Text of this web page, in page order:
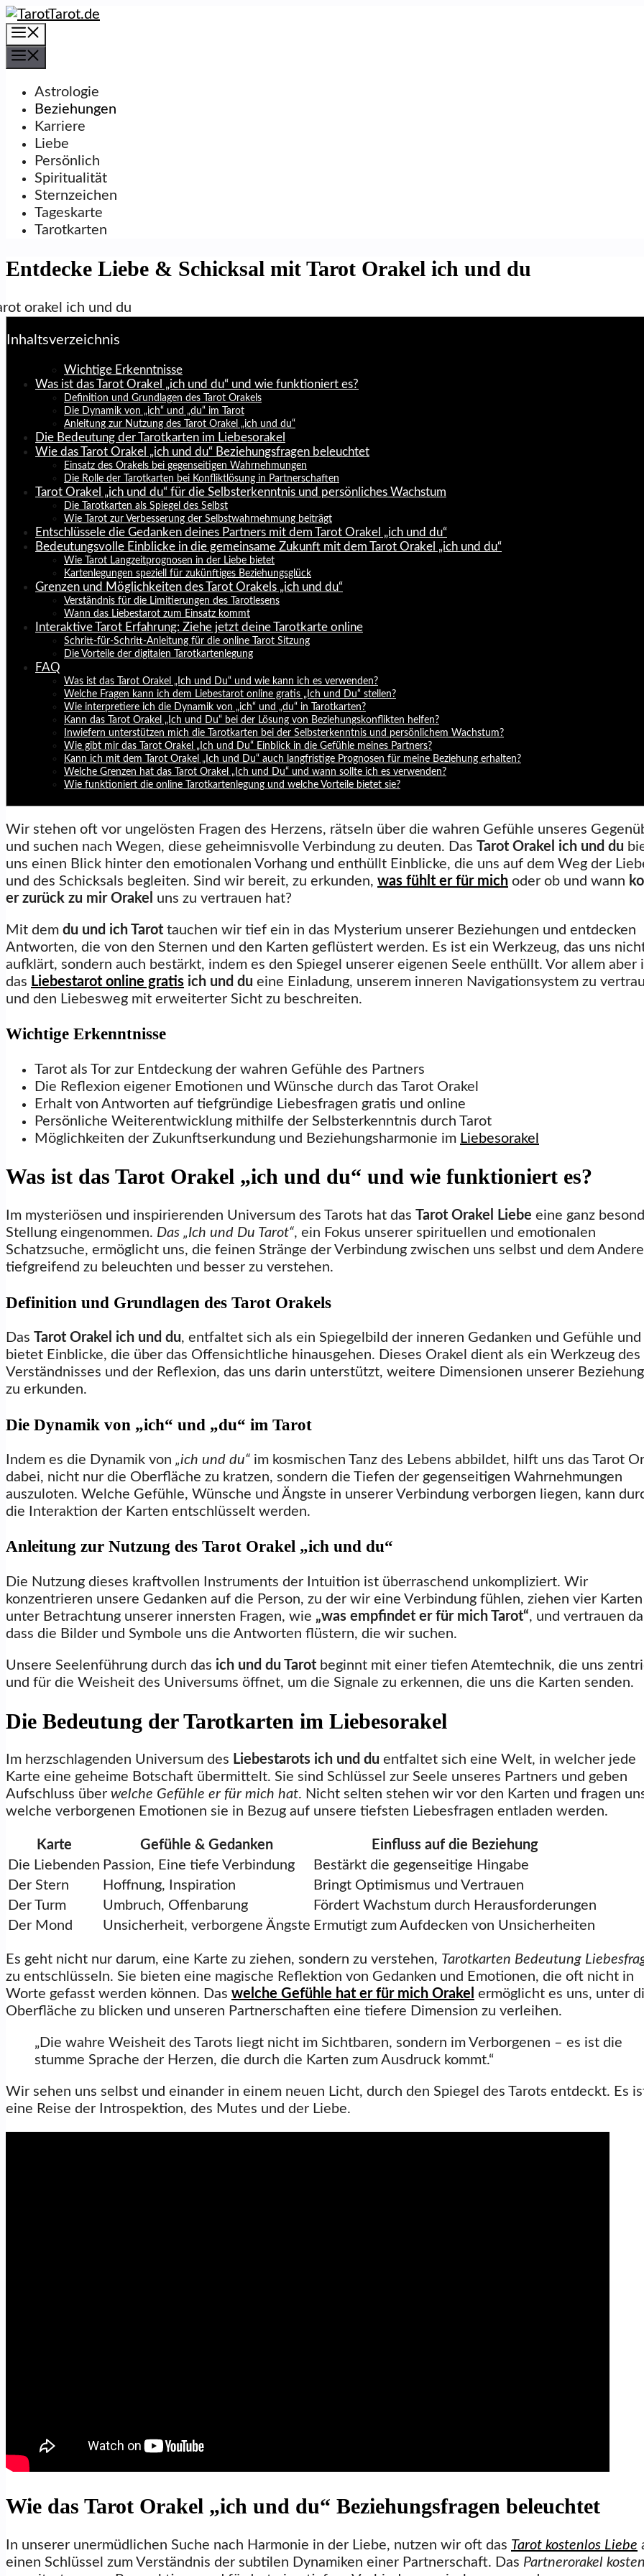
Zum
Inhalt
springen
Astrologie
Beziehungen
Karriere
Liebe
Persönlich
Spiritualität
Sternzeichen
Tageskarte
Tarotkarten
Entdecke Liebe & Schicksal mit Tarot Orakel ich und du
Inhaltsverzeichnis
Wichtige Erkenntnisse
Was ist das Tarot Orakel „ich und du“ und wie funktioniert es?
Definition und Grundlagen des Tarot Orakels
Die Dynamik von „ich“ und „du“ im Tarot
Anleitung zur Nutzung des Tarot Orakel „ich und du“
Die Bedeutung der Tarotkarten im Liebesorakel
Wie das Tarot Orakel „ich und du“ Beziehungsfragen beleuchtet
Einsatz des Orakels bei gegenseitigen Wahrnehmungen
Die Rolle der Tarotkarten bei Konfliktlösung in Partnerschaften
Tarot Orakel „ich und du“ für die Selbsterkenntnis und persönliches Wachstum
Die Tarotkarten als Spiegel des Selbst
Wie Tarot zur Verbesserung der Selbstwahrnehmung beiträgt
Entschlüssele die Gedanken deines Partners mit dem Tarot Orakel „ich und du“
Bedeutungsvolle Einblicke in die gemeinsame Zukunft mit dem Tarot Orakel „ich und du“
Wie Tarot Langzeitprognosen in der Liebe bietet
Kartenlegungen speziell für zukünftiges Beziehungsglück
Grenzen und Möglichkeiten des Tarot Orakels „ich und du“
Verständnis für die Limitierungen des Tarotlesens
Wann das Liebestarot zum Einsatz kommt
Interaktive Tarot Erfahrung: Ziehe jetzt deine Tarotkarte online
Schritt-für-Schritt-Anleitung für die online Tarot Sitzung
Die Vorteile der digitalen Tarotkartenlegung
FAQ
Was ist das Tarot Orakel „Ich und Du“ und wie kann ich es verwenden?
Welche Fragen kann ich dem Liebestarot online gratis „Ich und Du“ stellen?
Wie interpretiere ich die Dynamik von „ich“ und „du“ in Tarotkarten?
Kann das Tarot Orakel „Ich und Du“ bei der Lösung von Beziehungskonflikten helfen?
Inwiefern unterstützen mich die Tarotkarten bei der Selbsterkenntnis und persönlichem Wachstum?
Wie gibt mir das Tarot Orakel „Ich und Du“ Einblick in die Gefühle meines Partners?
Kann ich mit dem Tarot Orakel „Ich und Du“ auch langfristige Prognosen für meine Beziehung erhalten?
Welche Grenzen hat das Tarot Orakel „Ich und Du“ und wann sollte ich es verwenden?
Wie funktioniert die online Tarotkartenlegung und welche Vorteile bietet sie?
Wir stehen oft vor ungelösten Fragen des Herzens, rätseln über die wahren Gefühle unseres
und suchen nach Wegen, diese geheimnisvolle Verbindung zu deuten. Das Tarot Orakel ich und du
uns einen Blick hinter den emotionalen Vorhang und enthüllt Einblicke, die uns auf dem Weg der
und des Schicksals begleiten. Sind wir bereit, zu erkunden, was fühlt er für mich oder ob und wann
er zurück zu mir Orakel uns zu vertrauen hat?
Mit dem du und ich Tarot tauchen wir tief ein in das Mysterium unserer Beziehungen und entdecken
Antworten, die von den Sternen und den Karten geflüstert werden. Es ist ein Werkzeug, das uns
aufklärt, sondern auch bestärkt, indem es den Spiegel unserer eigenen Seele enthüllt. Vor allem aber
das Liebestarot online gratis ich und du eine Einladung, unserem inneren Navigationsystem zu
und den Liebesweg mit erweiterter Sicht zu beschreiten.
Wichtige Erkenntnisse
Tarot als Tor zur Entdeckung der wahren Gefühle des Partners
Die Reflexion eigener Emotionen und Wünsche durch das Tarot Orakel
Erhalt von Antworten auf tiefgründige Liebesfragen gratis und online
Persönliche Weiterentwicklung mithilfe der Selbsterkenntnis durch Tarot
Möglichkeiten der Zukunftserkundung und Beziehungsharmonie im Liebesorakel
Was ist das Tarot Orakel „ich und du“ und wie funktioniert es?
Im mysteriösen und inspirierenden Universum des Tarots hat das Tarot Orakel Liebe eine ganz
Stellung eingenommen. Das „Ich und Du Tarot“, ein Fokus unserer spirituellen und emotionalen
Schatzsuche, ermöglicht uns, die feinen Stränge der Verbindung zwischen uns selbst und dem
tiefgreifend zu beleuchten und besser zu verstehen.
Definition und Grundlagen des Tarot Orakels
Das Tarot Orakel ich und du, entfaltet sich als ein Spiegelbild der inneren Gedanken und Gefühle und
bietet Einblicke, die über das Offensichtliche hinausgehen. Dieses Orakel dient als ein Werkzeug des
Verständnisses und der Reflexion, das uns darin unterstützt, weitere Dimensionen unserer
zu erkunden.
Die Dynamik von „ich“ und „du“ im Tarot
Indem es die Dynamik von „ich und du“ im kosmischen Tanz des Lebens abbildet, hilft uns das Tarot
dabei, nicht nur die Oberfläche zu kratzen, sondern die Tiefen der gegenseitigen Wahrnehmungen
auszuloten. Welche Gefühle, Wünsche und Ängste in unserer Verbindung verborgen liegen, kann
die Interaktion der Karten entschlüsselt werden.
Anleitung zur Nutzung des Tarot Orakel „ich und du“
Die Nutzung dieses kraftvollen Instruments der Intuition ist überraschend unkompliziert. Wir
konzentrieren unsere Gedanken auf die Person, zu der wir eine Verbindung fühlen, ziehen vier Karten
unter Betrachtung unserer innersten Fragen, wie „was empfindet er für mich Tarot“, und vertrauen
dass die Bilder und Symbole uns die Antworten flüstern, die wir suchen.
Unsere Seelenführung durch das ich und du Tarot beginnt mit einer tiefen Atemtechnik, die uns
und für die Weisheit des Universums öffnet, um die Signale zu erkennen, die uns die Karten senden.
Die Bedeutung der Tarotkarten im Liebesorakel
Im herzschlagenden Universum des Liebestarots ich und du entfaltet sich eine Welt, in welcher jede
Karte eine geheime Botschaft übermittelt. Sie sind Schlüssel zur Seele unseres Partners und geben
Aufschluss über welche Gefühle er für mich hat. Nicht selten stehen wir vor den Karten und fragen
welche verborgenen Emotionen sie in Bezug auf unsere tiefsten Liebesfragen entladen werden.
Karte Gefühle & Gedanken
Einfluss auf die Beziehung
Die Liebenden Passion, Eine tiefe Verbindung
Bestärkt die gegenseitige Hingabe
Der Stern
Hoffnung, Inspiration
Bringt Optimismus und Vertrauen
Der Turm
Umbruch, Offenbarung
Fördert Wachstum durch Herausforderungen
Der Mond
Unsicherheit, verborgene Ängste Ermutigt zum Aufdecken von Unsicherheiten
Es geht nicht nur darum, eine Karte zu ziehen, sondern zu verstehen, Tarotkarten Bedeutung
zu entschlüsseln. Sie bieten eine magische Reflektion von Gedanken und Emotionen, die oft nicht in
Worte gefasst werden können. Das welche Gefühle hat er für mich Orakel ermöglicht es uns, unter
Oberfläche zu blicken und unseren Partnerschaften eine tiefere Dimension zu verleihen.
„Die wahre Weisheit des Tarots liegt nicht im Sichtbaren, sondern im Verborgenen – es ist die
stumme Sprache der Herzen, die durch die Karten zum Ausdruck kommt.“
Wir sehen uns selbst und einander in einem neuen Licht, durch den Spiegel des Tarots entdeckt. Es
eine Reise der Introspektion, des Mutes und der Liebe.
Wie das Tarot Orakel „ich und du“ Beziehungsfragen beleuchtet
In unserer unermüdlichen Suche nach Harmonie in der Liebe, nutzen wir oft das Tarot kostenlos Liebe
einen Schlüssel zum Verständnis der subtilen Dynamiken einer Partnerschaft. Das Partnerorakel